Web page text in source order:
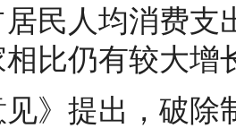
民人均消费支
比仍有较大增
》提出，破除